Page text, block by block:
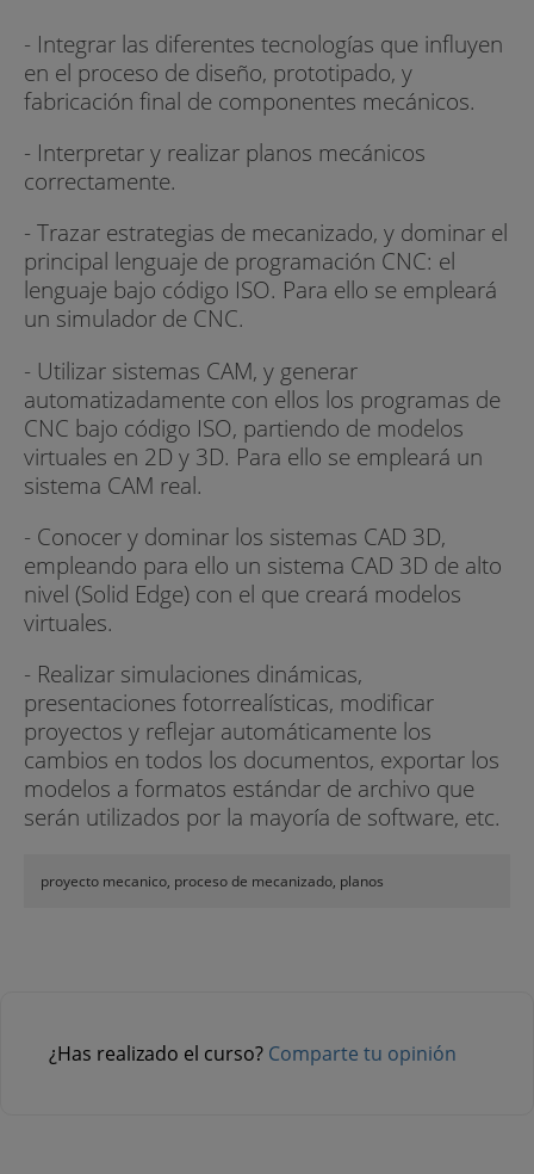
- Integrar las diferentes tecnologías que influyen
en el proceso de diseño, prototipado, y
fabricación final de componentes mecánicos.
- Interpretar y realizar planos mecánicos
correctamente.
- Trazar estrategias de mecanizado, y dominar el
principal lenguaje de programación CNC: el
lenguaje bajo código ISO. Para ello se empleará
un simulador de CNC.
- Utilizar sistemas CAM, y generar
automatizadamente con ellos los programas de
CNC bajo código ISO, partiendo de modelos
virtuales en 2D y 3D. Para ello se empleará un
sistema CAM real.
- Conocer y dominar los sistemas CAD 3D,
empleando para ello un sistema CAD 3D de alto
nivel (Solid Edge) con el que creará modelos
virtuales.
- Realizar simulaciones dinámicas,
presentaciones fotorrealísticas, modificar
proyectos y reflejar automáticamente los
cambios en todos los documentos, exportar los
modelos a formatos estándar de archivo que
serán utilizados por la mayoría de software, etc.
proyecto mecanico, proceso de mecanizado, planos
¿Has realizado el curso? Comparte tu opinión